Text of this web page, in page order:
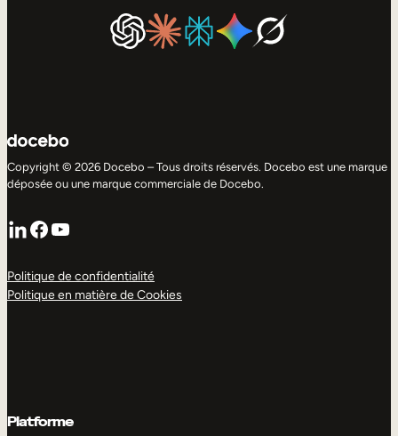
Copyright © 2026 Docebo – Tous droits réservés. Docebo est une marque
déposée ou une marque commerciale de Docebo.
LinkedIn
Facebook
YouTube
Politique de confidentialité
Politique en matière de Cookies
Platforme